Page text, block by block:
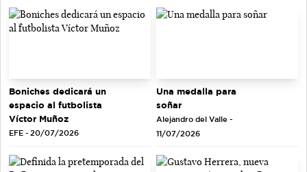
Boniches dedicará un
espacio al futbolista
Víctor Muñoz
EFE - 20/07/2026
Una medalla para
soñar
Alejandro del Valle -
11/07/2026